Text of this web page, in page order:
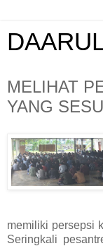
MELIHAT
YANG
memiliki persepsi
Seringkali